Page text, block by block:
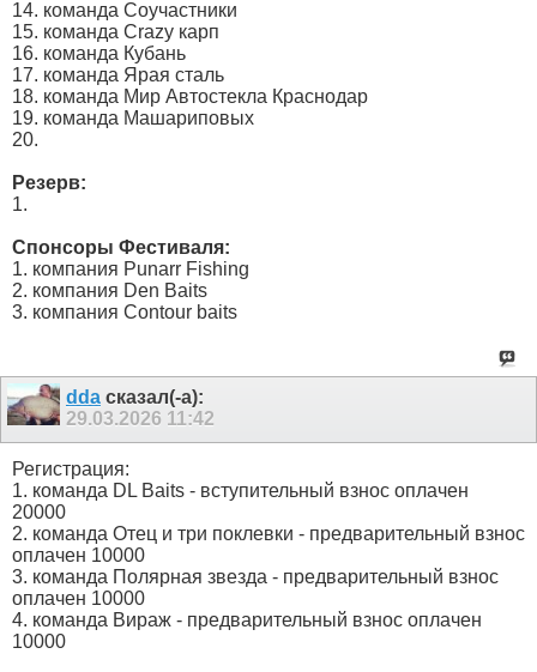
14. команда Соучастники
15. команда Crazy карп
16. команда Кубань
17. команда Ярая сталь
18. команда Мир Автостекла Краснодар
19. команда Машариповых
20.
Резерв:
1.
Спонсоры Фестиваля:
1. компания Punarr Fishing
2. компания Den Baits
3. компания Contour baits
dda сказал(-а):
29.03.2026 11:42
Регистрация:
1. команда DL Baits - вступительный взнос оплачен
20000
2. команда Отец и три поклевки - предварительный взнос
оплачен 10000
3. команда Полярная звезда - предварительный взнос
оплачен 10000
4. команда Вираж - предварительный взнос оплачен
10000